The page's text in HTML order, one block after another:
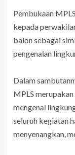
Pembukaan
kepada
balon sebagai
pengenalan
Dalam
MPLS
mengenal
seluruh kegiatan
menyenangkan,